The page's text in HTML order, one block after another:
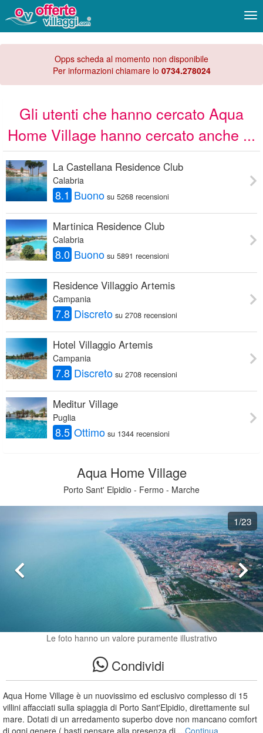
Opps scheda al momento non disponibile
Per informazioni chiamare lo 0734.278024
Gli utenti che hanno cercato Aqua
Home Village hanno cercato anche ...
La Castellana Residence Club
Calabria
8.1 Buono su 5268 recensioni
Martinica Residence Club
Calabria
8.0 Buono su 5891 recensioni
Residence Villaggio Artemis
Campania
7.8 Discreto su 2708 recensioni
Hotel Villaggio Artemis
Campania
7.8 Discreto su 2708 recensioni
Meditur Village
Puglia
8.5 Ottimo su 1344 recensioni
Aqua Home Village
Porto Sant' Elpidio - Fermo - Marche
1/23
Le foto hanno un valore puramente illustrativo
Condividi
Aqua Home Village è un nuovissimo ed esclusivo complesso di 15
villini affacciati sulla spiaggia di Porto Sant'Elpidio, direttamente sul
mare. Dotati di un arredamento superbo dove non mancano comfort
di ogni genere ( basti pensare alla presenza di ...Continua